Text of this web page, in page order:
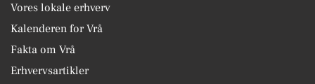
Vores lokale erhverv
Kalenderen for Vrå
Fakta om Vrå
Erhvervsartikler